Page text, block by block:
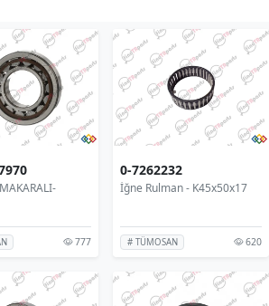
777
0-7262232
İğne Rulman - K45x50x17
# TÜMOSAN 620